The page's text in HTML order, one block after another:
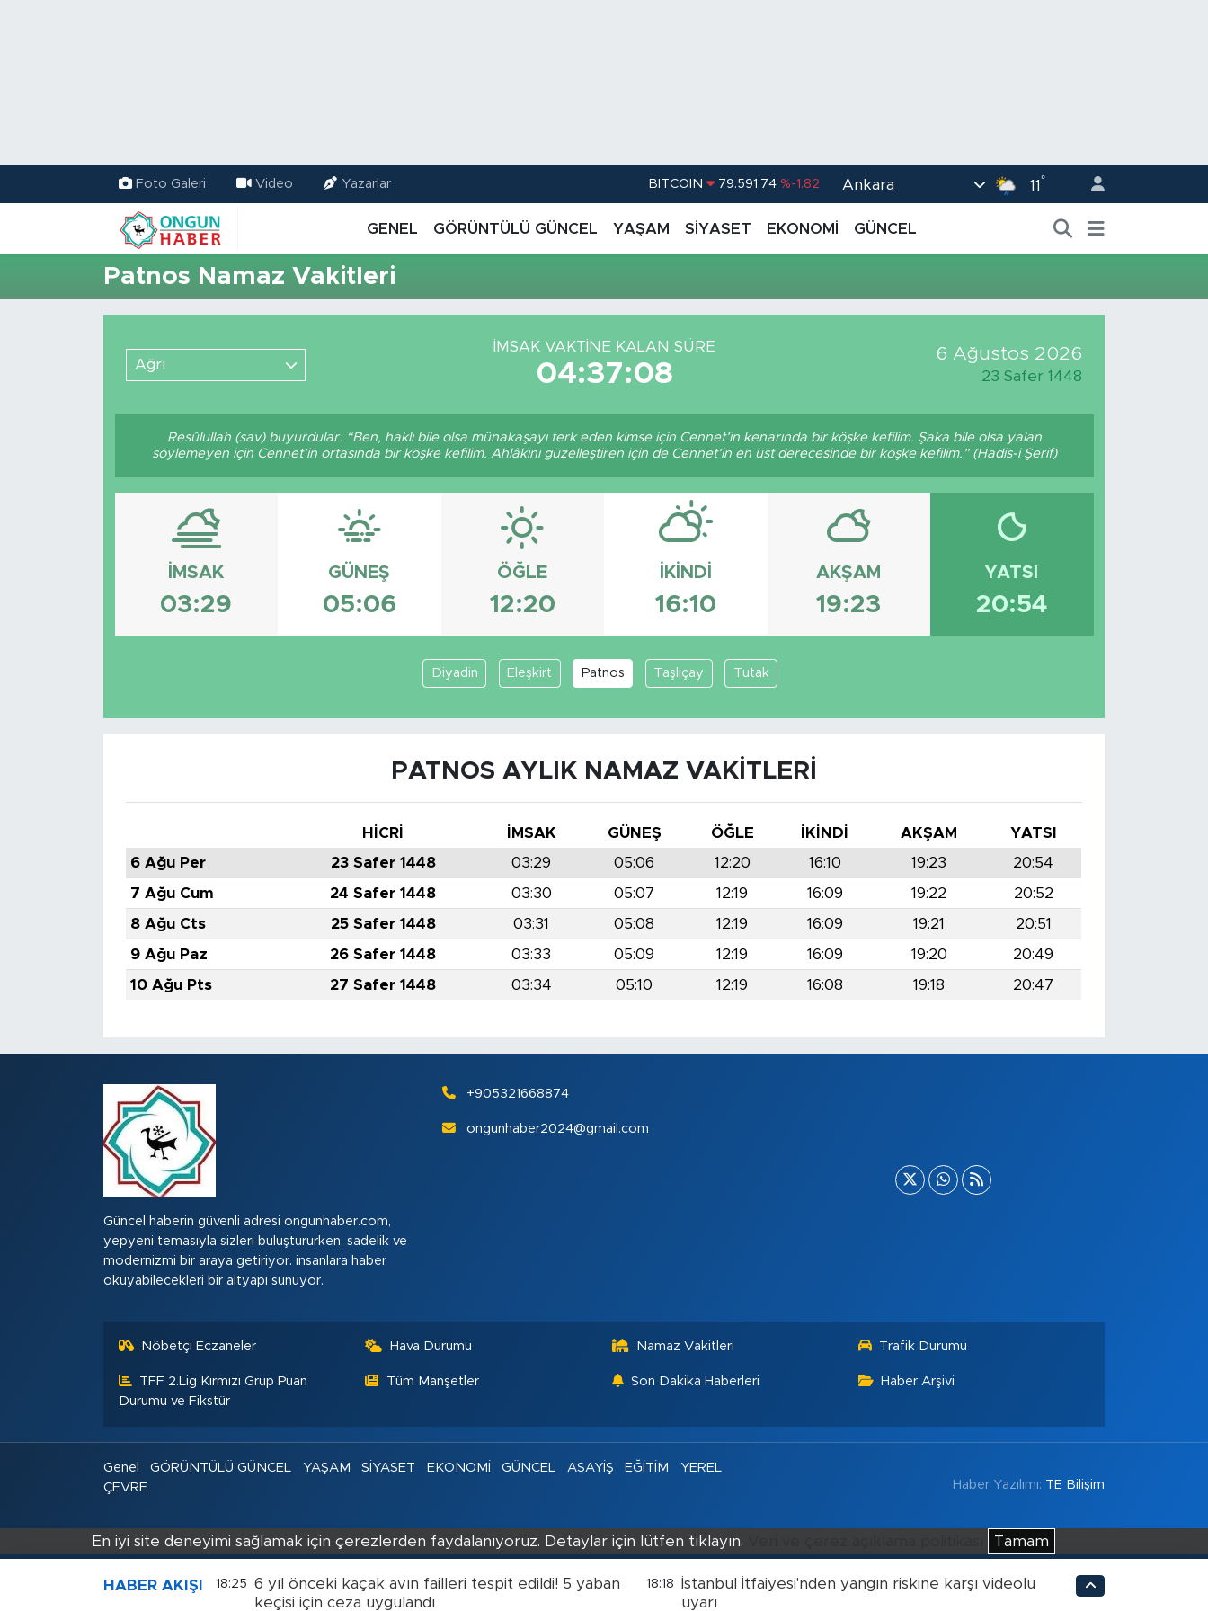
Foto Galeri Video Yazarlar BITCOIN 79.591,74 %-1.82
G.ALTIN 6862,09000 %0.19
BİST100
Ankara 11 °
GENEL GÖRÜNTÜLÜ GÜNCEL YAŞAM SİYASET EKONOMİ GÜNCEL
Patnos Namaz Vakitleri
Ağrı
İMSAK VAKTİNE KALAN SÜRE
04:37:08
6 Ağustos 2026
23 Safer 1448
Resûlullah (sav) buyurdular: “Ben, haklı bile olsa münakaşayı terk eden kimse için Cennet’in kenarında bir köşke kefilim. Şaka bile olsa yalan
söylemeyen için Cennet’in ortasında bir köşke kefilim. Ahlâkını güzelleştiren için de Cennet’in en üst derecesinde bir köşke kefilim.” (Hadis-i Şerif)
İMSAK
03:29
GÜNEŞ
05:06
ÖĞLE
12:20
İKINDI
16:10
AKŞAM
19:23
YATSI
20:54
Diyadin Eleşkirt Patnos Taşlıçay Tutak
PATNOS AYLIK NAMAZ VAKITLERI
HİCRİ İMSAK GÜNEŞ ÖĞLE İKINDI AKŞAM
YATSI
6 Ağu Per
23 Safer 1448 03:29 05:06 12:20 16:10 19:23
20:54
7 Ağu Cum
24 Safer 1448 03:30 05:07 12:19 16:09 19:22
20:52
8 Ağu Cts
25 Safer 1448 03:31 05:08 12:19 16:09 19:21
20:51
9 Ağu Paz
26 Safer 1448 03:33 05:09 12:19 16:09 19:20
20:49
10 Ağu Pts
27 Safer 1448 03:34 05:10 12:19 16:08 19:18 20:47
Güncel haberin güvenli adresi ongunhaber.com,
yepyeni temasıyla sizleri buluştururken, sadelik ve
modernizmi bir araya getiriyor. insanlara haber
okuyabilecekleri bir altyapı sunuyor.
+905321668874
ongunhaber2024@gmail.com
Nöbetçi Eczaneler Hava Durumu Namaz Vakitleri Trafik Durumu
TFF 2.Lig Kırmızı Grup Puan
Durumu ve Fikstür
Tüm Manşetler Son Dakika Haberleri Haber Arşivi
Genel GÖRÜNTÜLÜ GÜNCEL YAŞAM SİYASET EKONOMİ GÜNCEL ASAYİŞ EĞİTİM
YEREL
ÇEVRE
Haber Yazılımı: TE Bilişim
En iyi site deneyimi sağlamak için çerezlerden faydalanıyoruz. Detaylar için lütfen tıklayın. Tamam
HABER AKIŞI 18:25
6 yıl önceki kaçak avın failleri tespit edildi! 5 yaban
keçisi için ceza uygulandı
18:18
İstanbul İtfaiyesi'nden yangın riskine karşı videolu
uyarı
Trafik Durumu
TFF 2.Lig Kırmızı Grup Puan Durumu ve Fikstür
Tüm Manşetler